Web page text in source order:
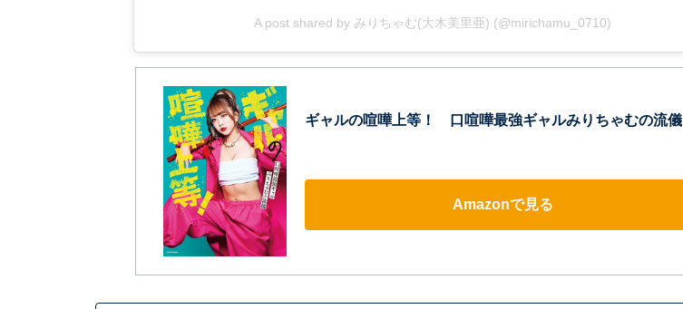
A post shared by みりちゃむ(大木美里亜) (@mirichamu_0710)
ギャルの喧嘩上等！ 口喧嘩最強ギャルみりちゃむの流儀
Amazonで見る